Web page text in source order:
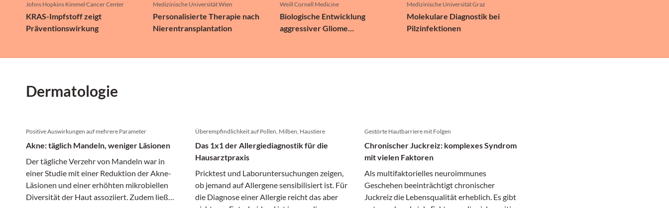
Johns Hopkins Kimmel Cancer Center
KRAS-Impfstoff zeigt
Präventionswirkung
Medizinische Universität Wien
Personalisierte Therapie nach
Nierentransplantation
Weill Cornell Medicine
Biologische Entwicklung
aggressiver Gliome
Medizinische Universität Graz
Molekulare Diagnostik bei
Pilzinfektionen
Dermatologie
Positive Auswirkungen auf mehrere Parameter
Akne: täglich Mandeln, weniger Läsionen
Der tägliche Verzehr von Mandeln war in
einer Studie mit einer Reduktion der Akne-
Läsionen und einer erhöhten mikrobiellen
Diversität der Haut assoziiert. Zudem ließ
Überempfindlichkeit auf Pollen, Milben, Haustiere
Das 1x1 der Allergiediagnostik für die
Hausarztpraxis
Pricktest und Laboruntersuchungen zeigen,
ob jemand auf Allergene sensibilisiert ist. Für
die Diagnose einer Allergie reicht das aber
Gestörte Hautbarriere mit Folgen
Chronischer Juckreiz: komplexes Syndrom
mit vielen Faktoren
Als multifaktorielles neuroimmunes
Geschehen beeinträchtigt chronischer
Juckreiz die Lebensqualität erheblich. Es gibt